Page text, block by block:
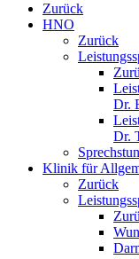
Zurück
HNO
Zurück
Dr.
Dr.
Klinik für
Zurück